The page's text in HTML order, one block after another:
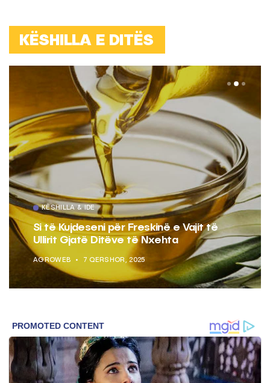
KËSHILLA E DITËS
KËSHILLA & IDE
Si të Kujdeseni për Freskinë e Vajit të
Ullirit Gjatë Ditëve të Nxehta
AGROWEB 7 QERSHOR, 2025